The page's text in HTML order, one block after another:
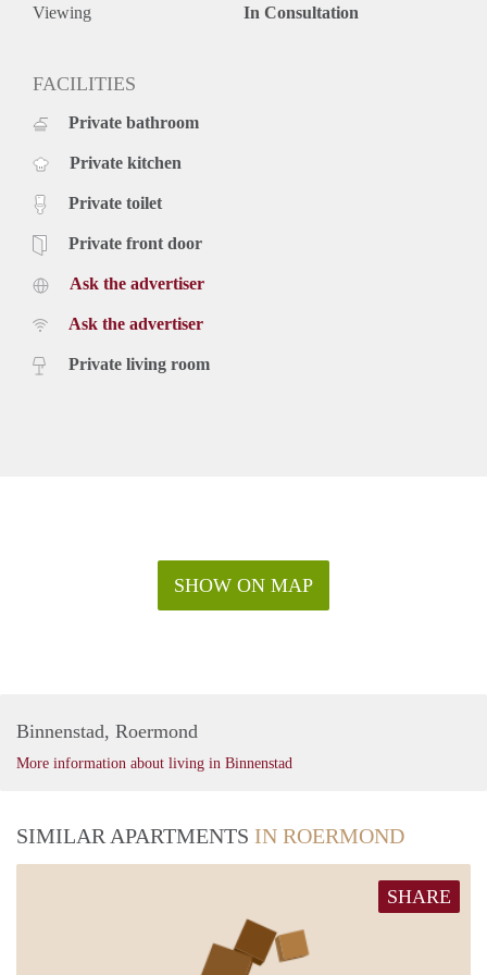
Huurgegevens:
* Servicekosten: € 50,00 per maand (incl. waterverbruik);
* Huurtermijn bedraagt minimaal 24 maanden
onder de 25 jaar
Viewing In Consultation
FACILITIES
Private bathroom
Private kitchen
Private toilet
Private front door
Ask the advertiser
Ask the advertiser
Private living room
SHOW ON MAP
Binnenstad, Roermond
More information about living in Binnenstad
SIMILAR APARTMENTS IN ROERMOND
SHARE